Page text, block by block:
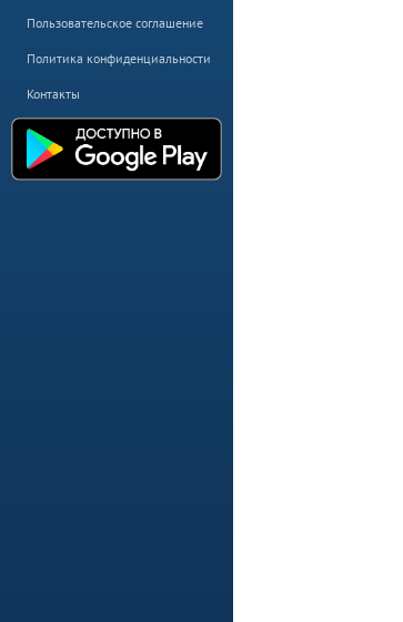
Пользовательское соглашение
Политика конфиденциальности
Контакты